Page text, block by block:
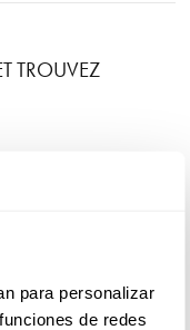
para personalizar
de redes
TROUVEZ